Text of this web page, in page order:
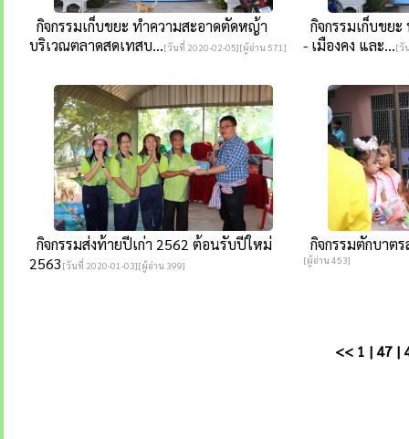
กิจกรรมเก็บขยะ ทำความสะอาดตัดหญ้า
บริเวณตลาดสดเทสบ...[วันที่ 2020-02-05][ผู้อ่าน 571]
กิจกรรมเก็บขย
- เมืองคง และ...[วั
กิจกรรมส่งท้ายปีเก่า 2562 ต้อนรับปีใหม่
2563 [วันที่ 2020-01-03][ผู้อ่าน 399]
กิจกรรมตักบาต
[ผู้อ่าน 453]
<< 1 | 47 |